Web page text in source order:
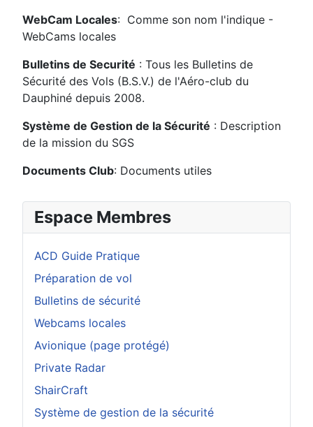
Espace Membres
ACD Guide Pratique
Préparation de vol
Bulletins de sécurité
Webcams locales
Avionique (page protégé)
Private Radar
ShairCraft
Système de gestion de la sécurité
WebCam Locales: Comme son nom l'indique -
WebCams locales
Bulletins de Securité : Tous les Bulletins de
Sécurité des Vols (B.S.V.) de l'Aéro-club du
Dauphiné depuis 2008.
Système de Gestion de la Sécurité : Description
de la mission du SGS
Documents Club: Documents utiles